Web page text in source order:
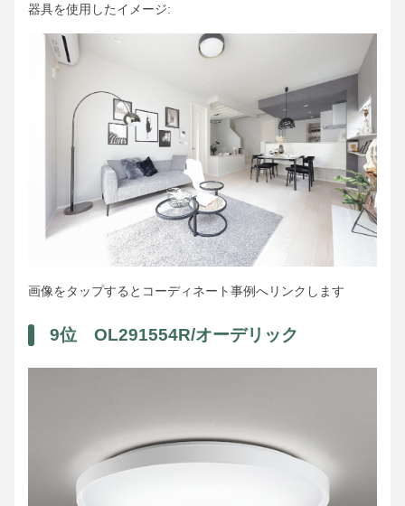
器具を使用したイメージ:
画像をタップするとコーディネート事例へリンクします
9位 OL291554R/オーデリック